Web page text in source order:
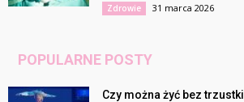
Zdrowie 31 marca 2026
POPULARNE POSTY
Czy można żyć bez trzustki